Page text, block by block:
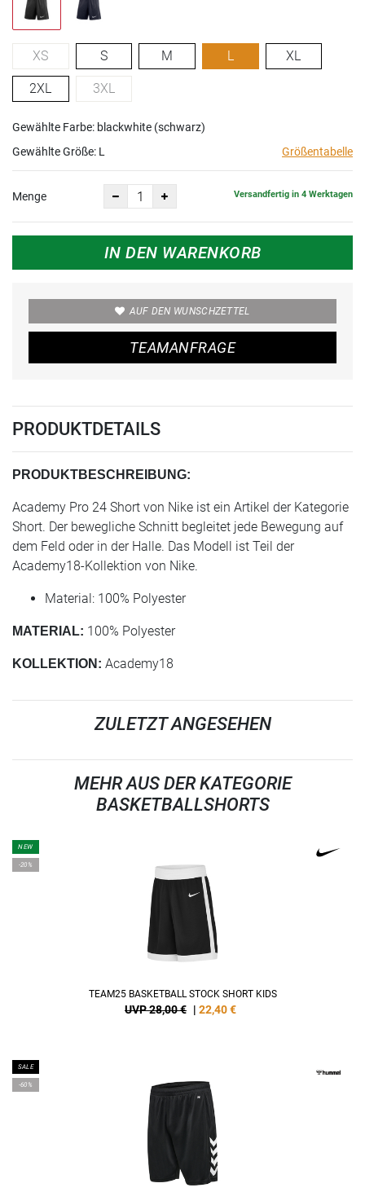
XS S M L XL
2XL 3XL
Gewählte Farbe: blackwhite (schwarz)
Gewählte Größe: L Größentabelle
Menge Versandfertig in 4 Werktagen
IN DEN WARENKORB
AUF DEN WUNSCHZETTEL
TEAMANFRAGE
PRODUKTDETAILS
PRODUKTBESCHREIBUNG:
Academy Pro 24 Short von Nike ist ein Artikel der Kategorie
Short. Der bewegliche Schnitt begleitet jede Bewegung auf
dem Feld oder in der Halle. Das Modell ist Teil der
Academy18-Kollektion von Nike.
Material: 100% Polyester
MATERIAL: 100% Polyester
KOLLEKTION: Academy18
ZULETZT ANGESEHEN
MEHR AUS DER KATEGORIE
BASKETBALLSHORTS
NEW
-20%
TEAM25 BASKETBALL STOCK SHORT KIDS
UVP 28,00 € | 22,40€
SALE
-60%